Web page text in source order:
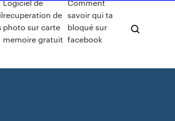
Logiciel de
recuperation de
photo sur carte
memoire gratuit
Comment
savoir qui ta
bloqué sur
facebook